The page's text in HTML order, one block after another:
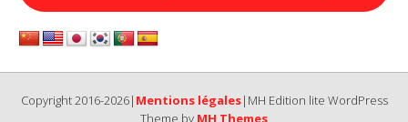
Copyright 2016-2026| Mentions légales|MH Edition lite WordPress
Theme by MH Themes